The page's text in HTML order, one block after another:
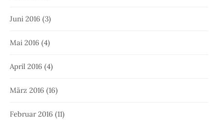
Juni 2016 (3)
Mai 2016 (4)
April 2016 (4)
März 2016 (16)
Februar 2016 (11)